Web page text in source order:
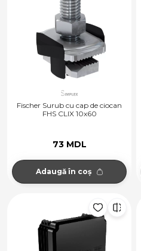
Fischer Surub cu cap de ciocan
FHS CLIX 10x60
73 MDL
Adaugă în coș